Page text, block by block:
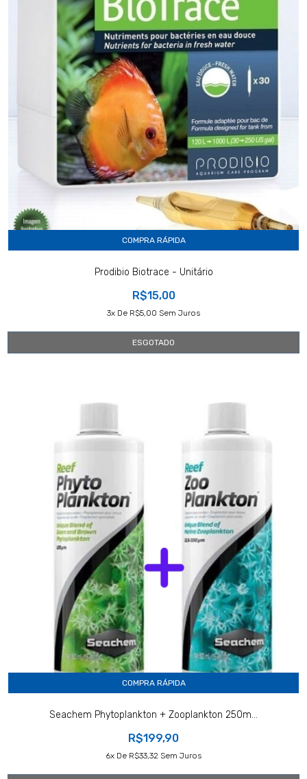
COMPRA RÁPIDA
Prodibio Biotrace - Unitário
R$15,00
3X De R$5,00 Sem Juros
ESGOTADO
COMPRA RÁPIDA
Seachem Phytoplankton + Zooplankton 250m...
R$199,90
6X De R$33,32 Sem Juros